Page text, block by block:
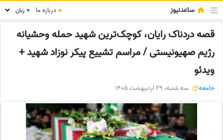
ساعدنیوز ● درباره ما ●
قصه دردناک رایان، کوچک‌ترین شهید حمله وحشیانه
رژیم صهیونیستی / مراسم تشییع پیکر نوزاد شهید +
ویدئو
جامعه سه شنبه، 29 اردیبهشت 1405